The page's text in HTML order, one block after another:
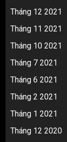
Tháng 12 2021
Tháng 11 2021
Tháng 10 2021
Tháng 7 2021
Tháng 6 2021
Tháng 2 2021
Tháng 1 2021
Tháng 12 2020